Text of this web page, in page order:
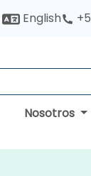
English
Nosotros